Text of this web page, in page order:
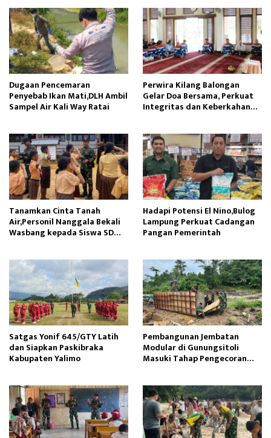
Dugaan Pencemaran
Penyebab Ikan Mati,DLH Ambil
Sampel Air Kali Way Ratai
Perwira Kilang Balongan
Gelar Doa Bersama, Perkuat
Integritas dan Keberkahan
Tanamkan Cinta Tanah
Air,Personil Nanggala Bekali
Wasbang kepada Siswa SD
Hadapi Potensi El Nino,Bulog
Lampung Perkuat Cadangan
Pangan Pemerintah
Satgas Yonif 645/GTY Latih
dan Siapkan Paskibraka
Kabupaten Yalimo
Pembangunan Jembatan
Modular di Gunungsitoli
Masuki Tahap Pengecoran